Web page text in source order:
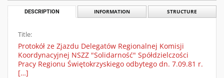
DESCRIPTION INFORMATION STRUCTURE
Title:
Protokół ze Zjazdu Delegatów Regionalnej Komisji
Koordynacyjnej NSZZ "Solidarność" Spółdzielczości
Pracy Regionu Świętokrzyskiego odbytego dn. 7.09.81 r.
[…]